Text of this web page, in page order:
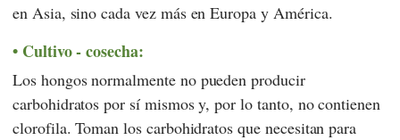
en Asia, sino cada vez más en Europa y América.
Cultivo - cosecha:
Los hongos normalmente no pueden producir
carbohidratos por sí mismos y, por lo tanto, no contienen
clorofila. Toman los carbohidratos que necesitan para